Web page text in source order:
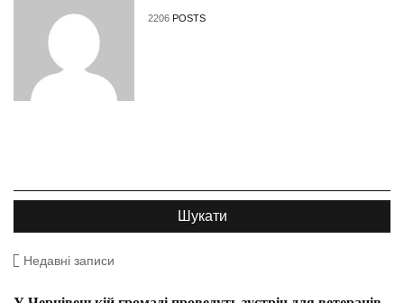
2206 POSTS
Недавні записи